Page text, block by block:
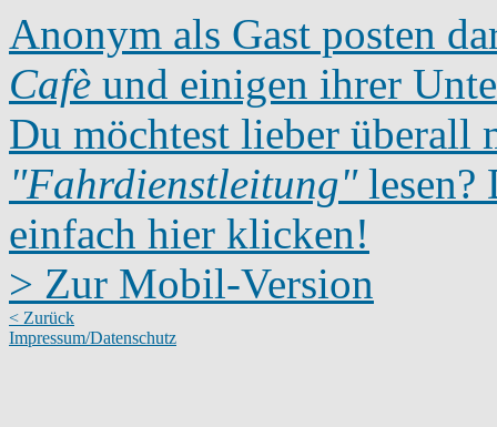
Anonym als Gast posten
Cafè und einigen ihrer
Du möchtest lieber überall
"Fahrdienstleitung"lesen?
einfach hier klicken!
> Zur Mobil-Version
< Zurück
Impressum/Datenschutz